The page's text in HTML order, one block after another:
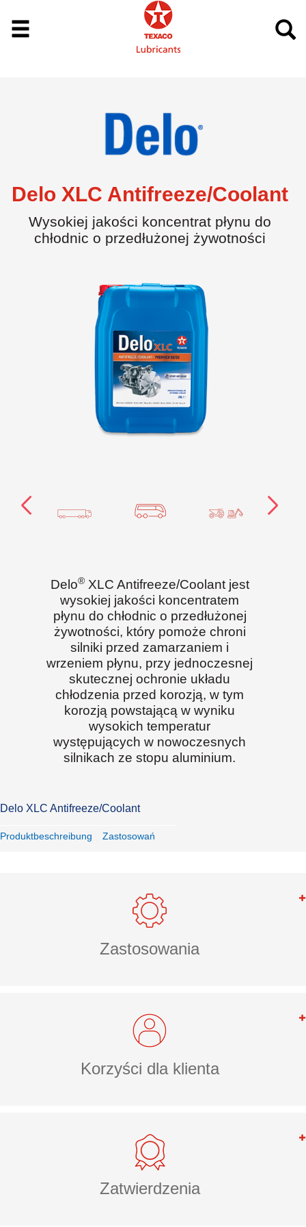
Delo XLC Antifreeze/Coolant
Wysokiej jakości koncentrat płynu do
chłodnic o przedłużonej żywotności
Delo®XLC Antifreeze/Coolant jest
wysokiej jakości koncentratem
płynu do chłodnic o przedłużonej
żywotności, który pomoże chroni
silniki przed zamarzaniem i
wrzeniem płynu, przy jednoczesnej
skutecznej ochronie układu
chłodzenia przed korozją, w tym
korozją powstającą w wyniku
wysokich temperatur
występujących w nowoczesnych
silnikach ze stopu aluminium.
Delo XLC Antifreeze/Coolant
Produktbeschreibung Zastosowań
Zastosowania
Korzyści dla klienta
Zatwierdzenia